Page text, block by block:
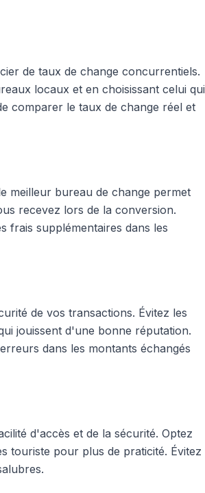
de taux de change concurrentiels.
locaux et en choisissant celui qui
comparer le taux de change réel et
meilleur bureau de change permet
recevez lors de la conversion.
frais supplémentaires dans les
de vos transactions. Évitez les
jouissent d'une bonne réputation.
dans les montants échangés
d'accès et de la sécurité. Optez
touriste pour plus de praticité. Évitez